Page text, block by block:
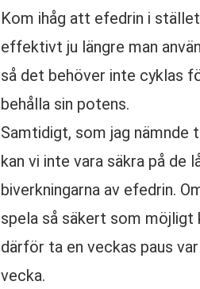
Kom ihåg att efedrin i
effektivt ju längre man
så det behöver inte cyklas
behålla sin potens.
Samtidigt, som jag nämnde
kan vi inte vara säkra på de
biverkningarna av efedrin.
spela så säkert som möjligt
därför ta en veckas paus
vecka.